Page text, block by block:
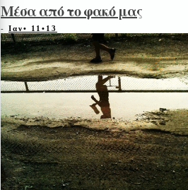
Μέσα από το φακό μας
- Ιαν• 11•13